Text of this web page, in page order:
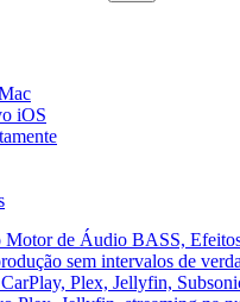
de Áudio BASS,
sem intervalos de
Plex, Jellyfin,
iOS